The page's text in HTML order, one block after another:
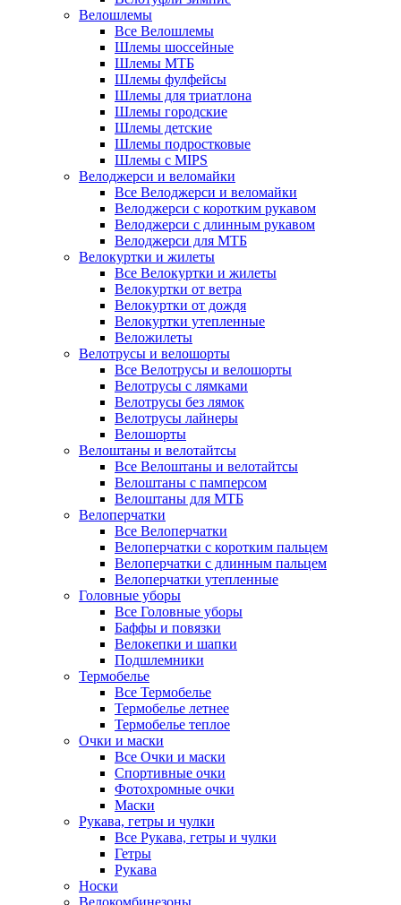
Велошлемы
Все Велошлемы
Шлемы шоссейные
Шлемы МТБ
Шлемы фулфейсы
Шлемы для триатлона
Шлемы городские
Шлемы детские
Шлемы подростковые
Шлемы с MIPS
Велоджерси и веломайки
Все Велоджерси и веломайки
Велоджерси с коротким рукавом
Велоджерси с длинным рукавом
Велоджерси для МТБ
Велокуртки и жилеты
Все Велокуртки и жилеты
Велокуртки от ветра
Велокуртки от дождя
Велокуртки утепленные
Веложилеты
Велотрусы и велошорты
Все Велотрусы и велошорты
Велотрусы с лямками
Велотрусы без лямок
Велотрусы лайнеры
Велошорты
Велоштаны и велотайтсы
Все Велоштаны и велотайтсы
Велоштаны с памперсом
Велоштаны для МТБ
Велоперчатки
Все Велоперчатки
Велоперчатки с коротким пальцем
Велоперчатки с длинным пальцем
Велоперчатки утепленные
Головные уборы
Все Головные уборы
Баффы и повязки
Велокепки и шапки
Подшлемники
Термобелье
Все Термобелье
Термобелье летнее
Термобелье теплое
Очки и маски
Все Очки и маски
Спортивные очки
Фотохромные очки
Маски
Рукава, гетры и чулки
Все Рукава, гетры и чулки
Гетры
Рукава
Носки
Велокомбинезоны